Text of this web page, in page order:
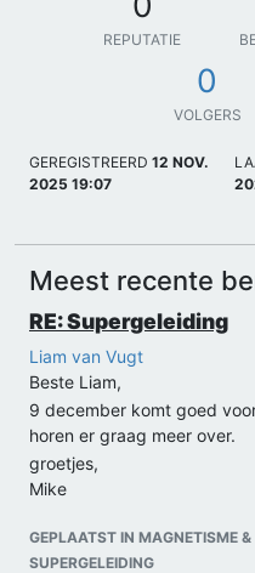
REPUTATIE
0
VOLGERS
GEREGISTREERD 12 NOV.
2025 19:07
Meest recente
RE: Supergeleiding
Liam van Vugt
Beste Liam,
9 december komt goed
horen er graag meer over.
groetjes,
Mike
GEPLAATST IN MAGNETISME &
SUPERGELEIDING